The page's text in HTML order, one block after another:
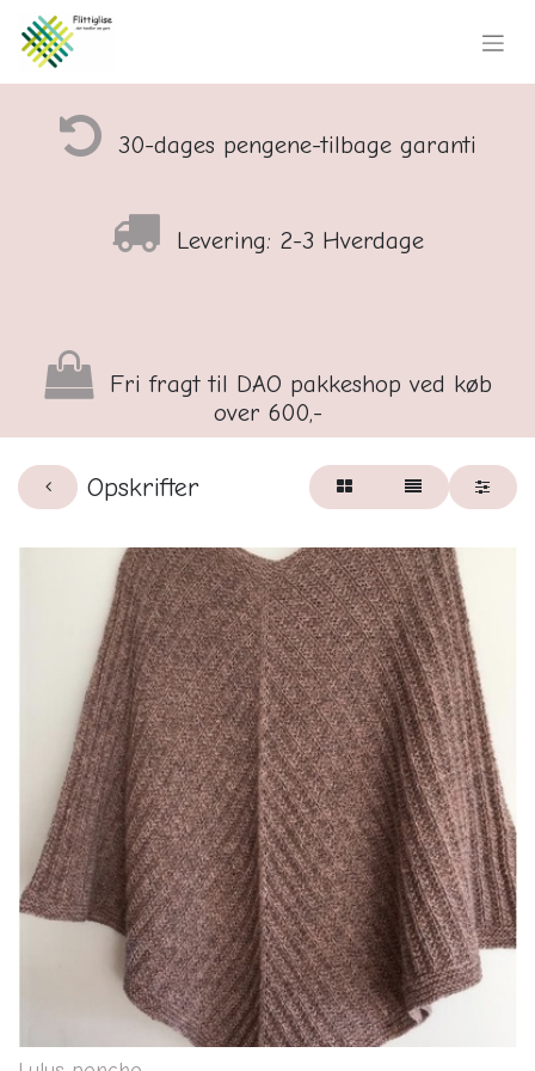
30-dages pengene-tilbage garanti
Levering: 2-3 Hverdage
Fri fragt til DAO pakkeshop ved køb
over 600,-
Opskrifter